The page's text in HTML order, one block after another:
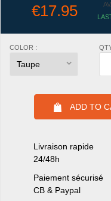
€17.95
COLOR :
ADD TO
Livraison rapide
24/48h
Paiement sécurisé
CB & Paypal